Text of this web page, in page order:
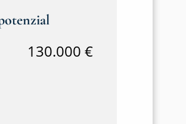
130.000 €